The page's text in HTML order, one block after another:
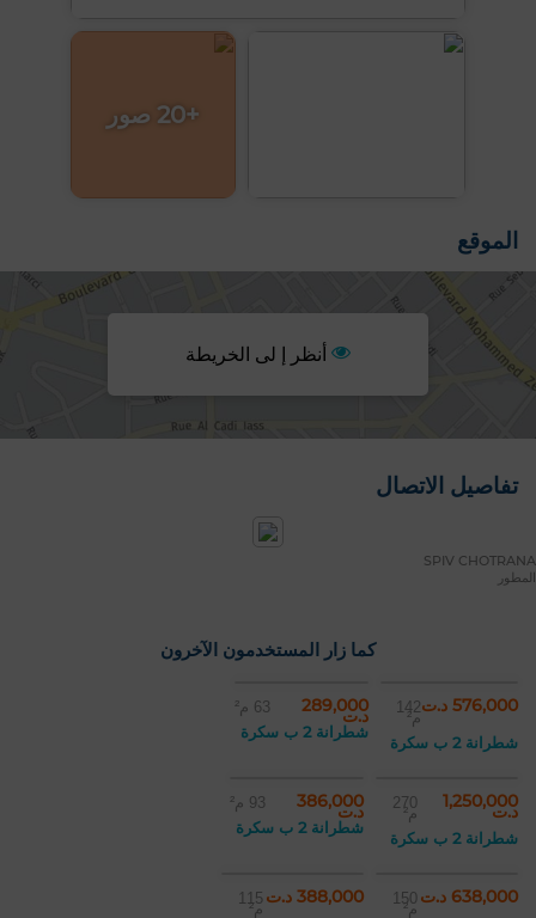
+20 صور
الموقع
أنظر إ لى الخريطة
تفاصيل الاتصال
SPIV CHOTRANA
المطور
كما زار المستخدمون الآخرون
576,000 د.ت 142
م²
شطرانة 2 ب سكرة
289,000
د.ت 63 م²
شطرانة 2 ب سكرة
1,250,000
د.ت 270
م²
شطرانة 2 ب سكرة
386,000
د.ت 93 م²
شطرانة 2 ب سكرة
638,000 د.ت 150
م²
388,000 د.ت 115
م²